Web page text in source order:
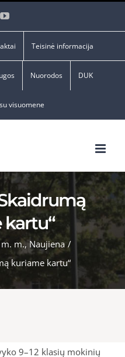
YouTube
Teisinė informacija
Nuorodos DUK
visuomene
m.,Naujiena /
kuriame kartu“
9–12 klasių mokinių